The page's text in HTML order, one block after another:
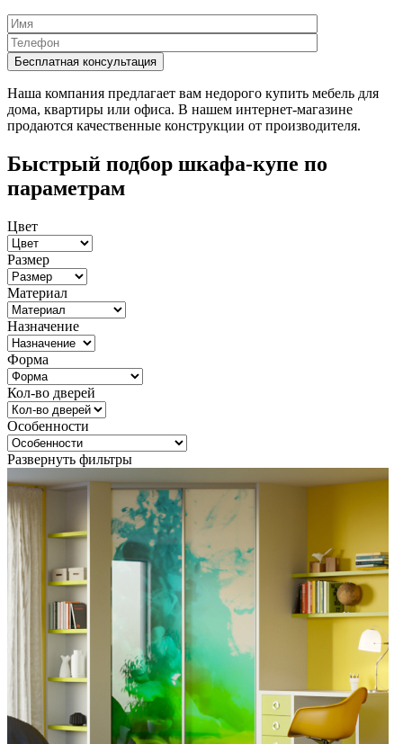
Наша компания предлагает вам недорого купить мебель для
дома, квартиры или офиса. В нашем интернет-магазине
продаются качественные конструкции от производителя.
Быстрый подбор шкафа-купе по
параметрам
Цвет
Размер
Материал
Назначение
Форма
Кол-во дверей
Особенности
Развернуть фильтры